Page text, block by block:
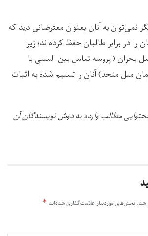
نمی‌توان به آنان بعنوان معترضانی دید که
در برابر طالبان حفظ کرده‌اند؛ زیرا
( پروسه تعامل بین المللی با
ملل متحد) آنان را تسلیم شده به اثبات
مطالب وارده به دوش نویسندگان آن
شد. بخش‌های موردنیاز علامت‌گذاری شده‌اند *